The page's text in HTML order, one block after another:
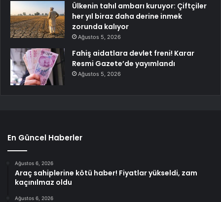
Ülkenin tahıl ambarı kuruyor: Çiftçiler
her yıl biraz daha derine inmek
zorunda kalıyor
Ağustos 5, 2026
Fahiş aidatlara devlet freni! Karar
Resmi Gazete’de yayımlandı
Ağustos 5, 2026
En Güncel Haberler
Ağustos 6, 2026
Araç sahiplerine kötü haber! Fiyatlar yükseldi, zam
kaçınılmaz oldu
Ağustos 6, 2026